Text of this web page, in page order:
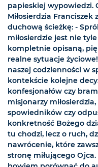
papieskiej wypowiedzi.
Miłosierdzia Franciszek
duchową ścieżkę: -
miłosierdzie jest nie
kompletnie opisaną,
realne sytuacje
naszej codzienności w
kontekście kolejne
konfesjonałów czy
misjonarzy
spowiedników czy
konkretność Bożego
tu chodzi, lecz o ruch,
nawrócenie, które
stronę miłującego